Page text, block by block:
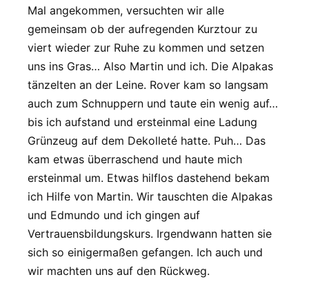
Mal angekommen, versuchten wir alle
gemeinsam ob der aufregenden Kurztour zu
viert wieder zur Ruhe zu kommen und setzen
uns ins Gras… Also Martin und ich. Die Alpakas
tänzelten an der Leine. Rover kam so langsam
auch zum Schnuppern und taute ein wenig auf…
bis ich aufstand und ersteinmal eine Ladung
Grünzeug auf dem Dekolleté hatte. Puh… Das
kam etwas überraschend und haute mich
ersteinmal um. Etwas hilflos dastehend bekam
ich Hilfe von Martin. Wir tauschten die Alpakas
und Edmundo und ich gingen auf
Vertrauensbildungskurs. Irgendwann hatten sie
sich so einigermaßen gefangen. Ich auch und
wir machten uns auf den Rückweg.